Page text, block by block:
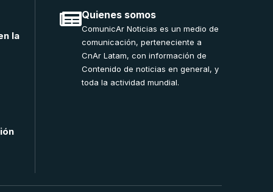
la
Quienes somos
ComunicAr Noticias es un medio de
comunicación, perteneciente a
CnAr Latam, con información de
Contenido de noticias en general, y
toda la actividad mundial.